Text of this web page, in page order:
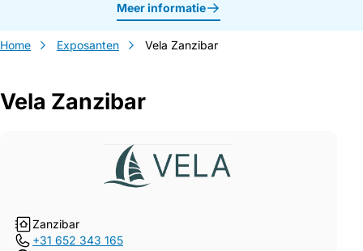
Meer informatie
Home Exposanten Vela Zanzibar
Vela Zanzibar
Zanzibar
+31 652 343 165
Gegevens Vela Zanzibar